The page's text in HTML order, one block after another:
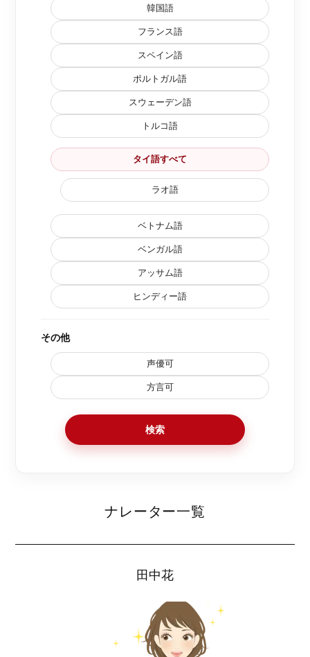
韓国語
フランス語
スペイン語
ポルトガル語
スウェーデン語
トルコ語
タイ語すべて
ラオ語
ベトナム語
ベンガル語
アッサム語
ヒンディー語
その他
声優可
方言可
検索
ナレーター一覧
田中花